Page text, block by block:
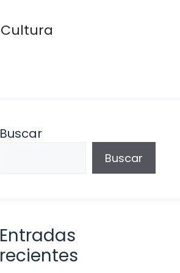
Cultura
Buscar
Buscar
Entradas
recientes